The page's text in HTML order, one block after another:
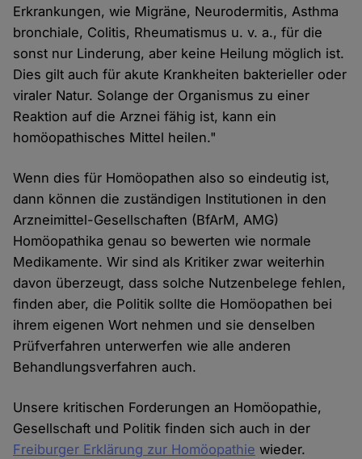
Erkrankungen, wie Migräne, Neurodermitis, Asthma
bronchiale, Colitis, Rheumatismus u. v. a., für die
sonst nur Linderung, aber keine Heilung möglich ist.
Dies gilt auch für akute Krankheiten bakterieller oder
viraler Natur. Solange der Organismus zu einer
Reaktion auf die Arznei fähig ist, kann ein
homöopathisches Mittel heilen."
Wenn dies für Homöopathen also so eindeutig ist,
dann können die zuständigen Institutionen in den
Arzneimittel-Gesellschaften (BfArM, AMG)
Homöopathika genau so bewerten wie normale
Medikamente. Wir sind als Kritiker zwar weiterhin
davon überzeugt, dass solche Nutzenbelege fehlen,
finden aber, die Politik sollte die Homöopathen bei
ihrem eigenen Wort nehmen und sie denselben
Prüfverfahren unterwerfen wie alle anderen
Behandlungsverfahren auch.
Unsere kritischen Forderungen an Homöopathie,
Gesellschaft und Politik finden sich auch in der
Freiburger Erklärung zur Homöopathie wieder.